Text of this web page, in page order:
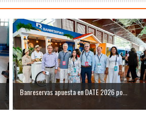
Banreservas apuesta en DATE 2026 po...